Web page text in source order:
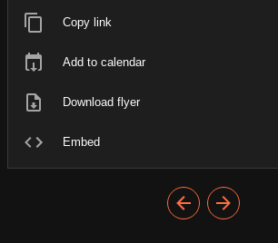
Copy link
Add to calendar
Download flyer
Embed